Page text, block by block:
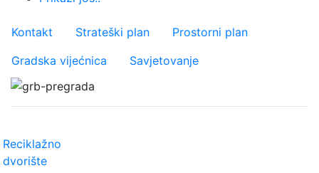
Važniji linkovi
Kontakt Strateški plan
Prostorni plan
Gradska vijećnica
Savjetovanje
Reciklažno
dvorište